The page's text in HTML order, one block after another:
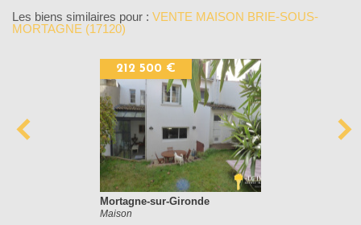
Les biens similaires pour : VENTE MAISON BRIE-SOUS-
MORTAGNE (17120)
169 500 €
Mosnac